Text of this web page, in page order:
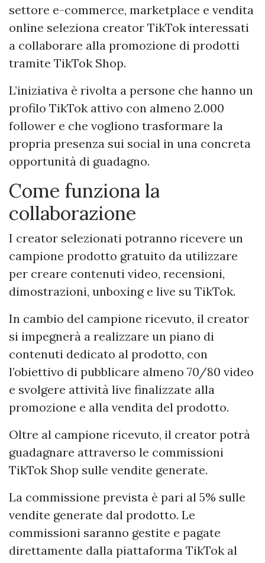
settore e-commerce, marketplace e vendita
online seleziona creator TikTok interessati
a collaborare alla promozione di prodotti
tramite TikTok Shop.
L’iniziativa è rivolta a persone che hanno un
profilo TikTok attivo con almeno 2.000
follower e che vogliono trasformare la
propria presenza sui social in una concreta
opportunità di guadagno.
Come funziona la
collaborazione
I creator selezionati potranno ricevere un
campione prodotto gratuito da utilizzare
per creare contenuti video, recensioni,
dimostrazioni, unboxing e live su TikTok.
In cambio del campione ricevuto, il creator
si impegnerà a realizzare un piano di
contenuti dedicato al prodotto, con
l’obiettivo di pubblicare almeno 70/80 video
e svolgere attività live finalizzate alla
promozione e alla vendita del prodotto.
Oltre al campione ricevuto, il creator potrà
guadagnare attraverso le commissioni
TikTok Shop sulle vendite generate.
La commissione prevista è pari al 5% sulle
vendite generate dal prodotto. Le
commissioni saranno gestite e pagate
direttamente dalla piattaforma TikTok al